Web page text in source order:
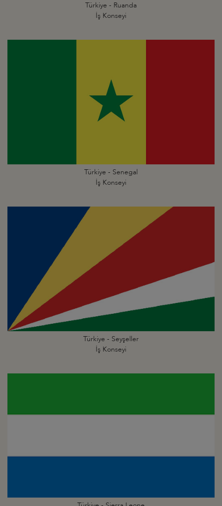
Türkiye - Ruanda
İş Konseyi
Türkiye - Senegal
İş Konseyi
Türkiye - Seyşeller
İş Konseyi